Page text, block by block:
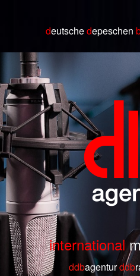
deutschedepeschen
international
ddbagenturddb